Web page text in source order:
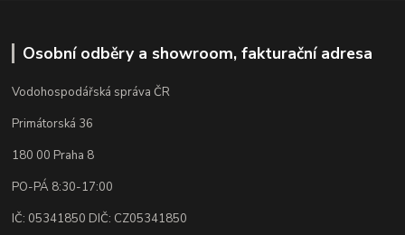
Osobní odběry a showroom, fakturační adresa
Vodohospodářská správa ČR
Primátorská 36
180 00 Praha 8
PO-PÁ 8:30-17:00
IČ: 05341850 DIČ: CZ05341850